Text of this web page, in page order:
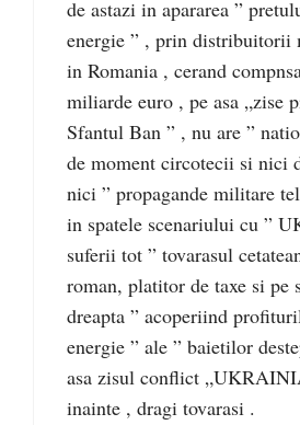
de astazi in apararea ”
energie ” , prin
in Romania , cerand
miliarde euro , pe asa „zise
Sfantul Ban ” , nu are ”
de moment circotecii si nici
nici ” propagande militare
in spatele scenariului cu ”
suferii tot ” tovarasul
roman, platitor de taxe si pe
dreapta ” acoperiind
energie ” ale ” baietilor
asa zisul conflict
inainte , dragi tovarasi .